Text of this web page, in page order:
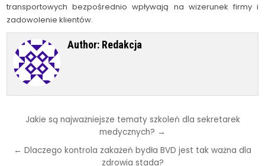
transportowych bezpośrednio wpływają na wizerunek firmy i
zadowolenie klientów.
Author: Redakcja
Nawigacja
Jakie są najważniejsze tematy szkoleń dla sekretarek
medycznych? →
← Dlaczego kontrola zakażeń bydła BVD jest tak ważna dla
zdrowia stada?